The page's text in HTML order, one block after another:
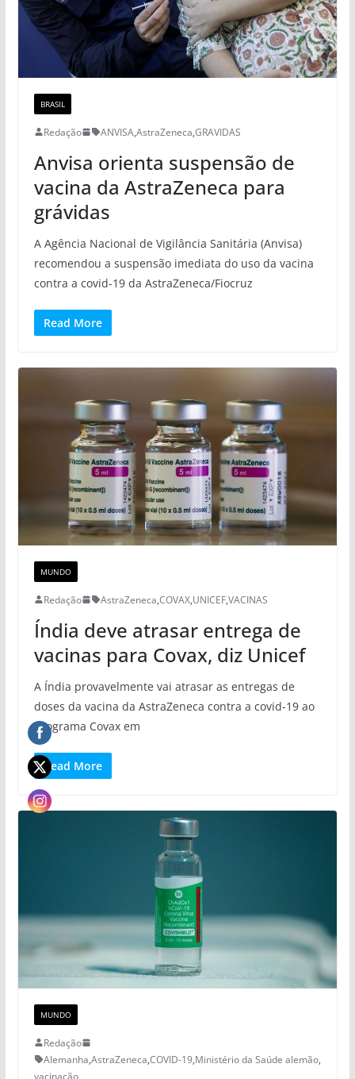
BRASIL
Redação ANVISA,AstraZeneca,GRAVIDAS
Anvisa orienta suspensão de
vacina da AstraZeneca para
grávidas
A Agência Nacional de Vigilância Sanitária (Anvisa)
recomendou a suspensão imediata do uso da vacina
contra a covid-19 da AstraZeneca/Fiocruz
Read More
MUNDO
Redação AstraZeneca,COVAX,UNICEF,VACINAS
Índia deve atrasar entrega de
vacinas para Covax, diz Unicef
A Índia provavelmente vai atrasar as entregas de
doses da vacina da AstraZeneca contra a covid-19 ao
programa Covax em
Read More
MUNDO
Redação
Alemanha,AstraZeneca,COVID-19,Ministério da Saúde alemão,
vacinação